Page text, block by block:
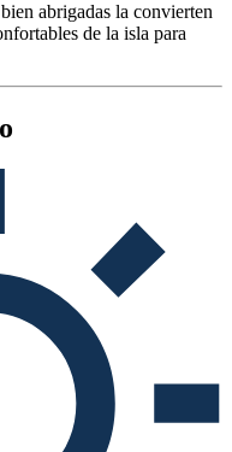
abrigadas la convierten
de la isla para